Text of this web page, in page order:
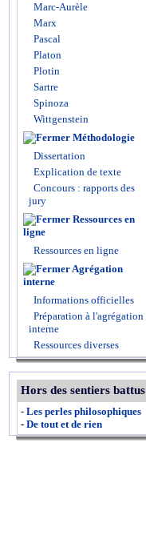
Marc-Aurèle
Marx
Pascal
Platon
Plotin
Sartre
Spinoza
Wittgenstein
Méthodologie
Dissertation
Explication de texte
Concours : rapports des
jury
Ressources en
ligne
Ressources en ligne
Agrégation
interne
Informations officielles
Préparation à l'agrégation
interne
Ressources diverses
Hors des sentiers battus
- Les perles philosophiques
- De tout et de rien